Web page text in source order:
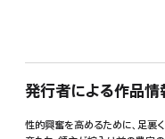
発行者による作品情
性的興奮を高めるために、足裏